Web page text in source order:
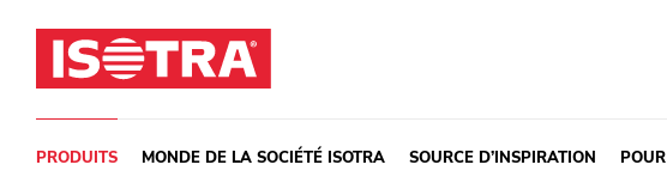
PRODUITS MONDE DE LA SOCIÉTÉ ISOTRA SOURCE D’INSPIRATION